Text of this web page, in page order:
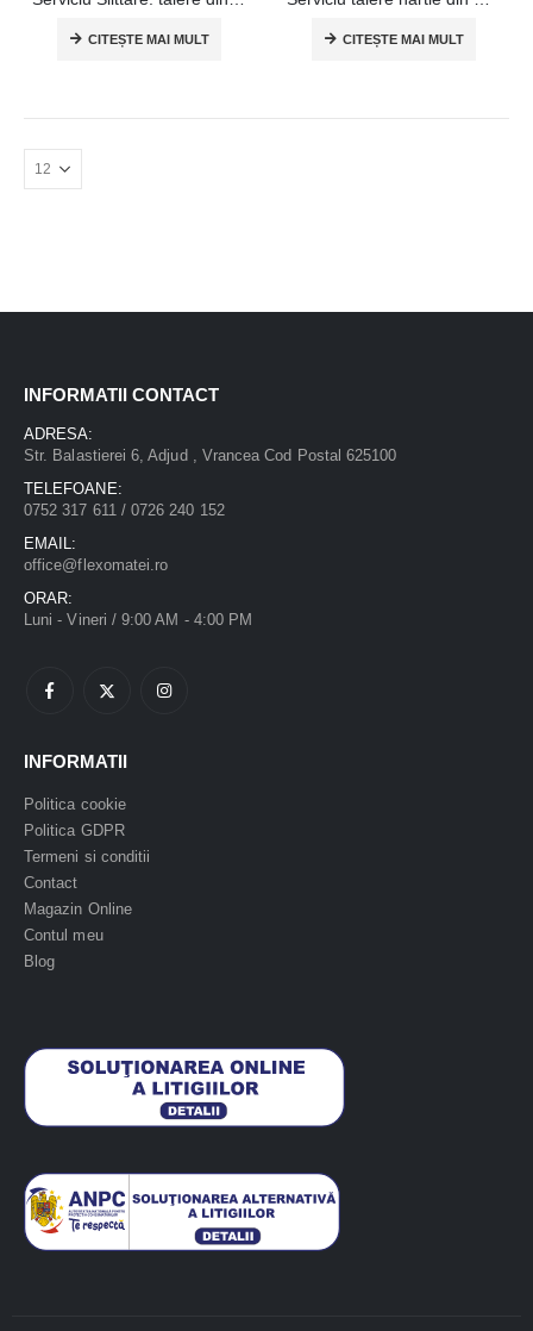
CITEȘTE MAI MULT CITEȘTE MAI MULT
INFORMATII CONTACT
ADRESA:
Str. Balastierei 6, Adjud , Vrancea Cod Postal 625100
TELEFOANE:
0752 317 611 / 0726 240 152
EMAIL:
office@flexomatei.ro
ORAR:
Luni - Vineri / 9:00 AM - 4:00 PM
INFORMATII
Politica cookie
Politica GDPR
Termeni si conditii
Contact
Magazin Online
Contul meu
Blog